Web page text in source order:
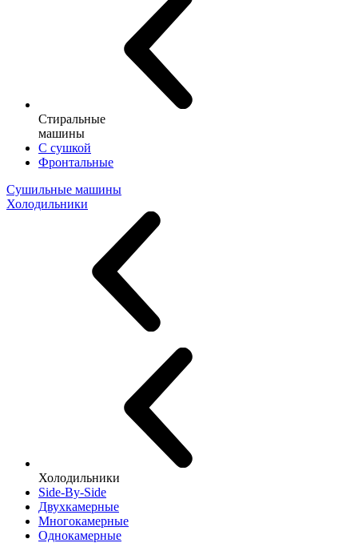
Стиральные
машины
С сушкой
Фронтальные
Сушильные машины
Холодильники
Холодильники
Side-By-Side
Двухкамерные
Многокамерные
Однокамерные